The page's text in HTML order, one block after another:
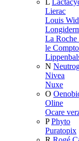
L
Lierac
Louis
La Roche
le
N
Nivea
Nuxe
O
Oline
Ocare
P Phyto
Puratopix